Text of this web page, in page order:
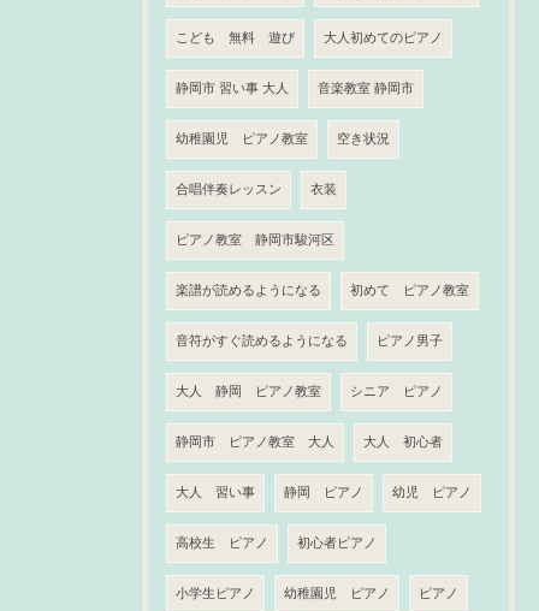
こども 無料 遊び 大人初めてのピアノ
静岡市 習い事 大人 音楽教室 静岡市
幼稚園児 ピアノ教室 空き状況
合唱伴奏レッスン 衣装
ピアノ教室 静岡市駿河区
楽譜が読めるようになる 初めて ピアノ教室
音符がすぐ読めるようになる ピアノ男子
大人 静岡 ピアノ教室 シニア ピアノ
静岡市 ピアノ教室 大人 大人 初心者
大人 習い事 静岡 ピアノ 幼児 ピアノ
高校生 ピアノ 初心者ピアノ
小学生ピアノ 幼稚園児 ピアノ ピアノ